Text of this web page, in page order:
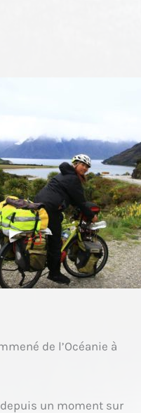
de l’Océanie à
un moment sur